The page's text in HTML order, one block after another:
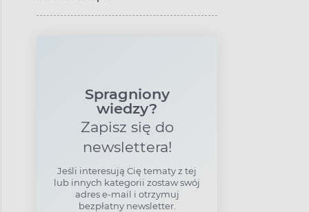
Spragniony
wiedzy?
Zapisz się do
newslettera!
Jeśli interesują Cię tematy z tej
lub innych kategorii zostaw swój
adres e-mail i otrzymuj
bezpłatny newsletter.